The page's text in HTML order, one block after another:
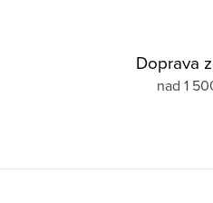
Doprava
nad 1